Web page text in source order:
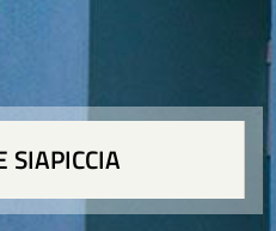
SIAPICCIA